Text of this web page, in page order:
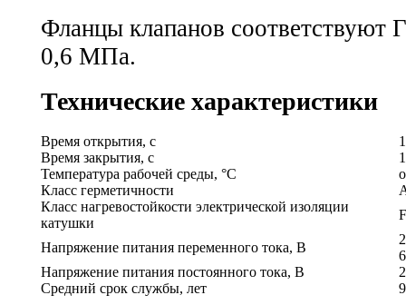
Фланцы клапанов соответствуют
0,6 МПа.
Технические характеристики
Время открытия, с
1
Время закрытия, с
1
Температура рабочей среды, °С
Класс герметичности
Класс нагревостойкости электрической изоляции
катушки
F
Напряжение питания переменного тока, В
Напряжение питания постоянного тока, В
Средний срок службы, лет
9